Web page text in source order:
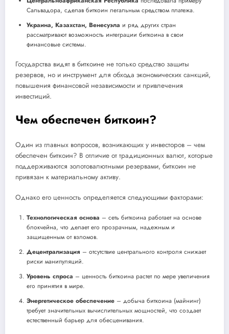
Сальвадора, сделав биткоин легальным средством платежа.
Украина, Казахстан, Венесуэла и ряд других стран
рассматривают возможность интеграции биткоина в свои
финансовые системы.
Государства видят в биткоине не только средство защиты
резервов, но и инструмент для обхода экономических санкций,
повышения финансовой независимости и привлечения
инвестиций.
Чем обеспечен биткоин?
Один из главных вопросов, возникающих у инвесторов – чем
обеспечен биткоин? В отличие от традиционных валют, которые
поддерживаются золотовалютными резервами, биткоин не
привязан к материальному активу.
Однако его ценность определяется следующими факторами:
Технологическая основа – сеть биткоина работает на основе
блокчейна, что делает его прозрачным, надежным и
защищенным от взломов.
Децентрализация – отсутствие центрального контроля снижает
риски манипуляций.
Уровень спроса – ценность биткоина растет по мере увеличения
его принятия в мире.
Энергетическое обеспечение – добыча биткоина (майнинг)
требует значительных вычислительных мощностей, что создает
естественный барьер для обесценивания.